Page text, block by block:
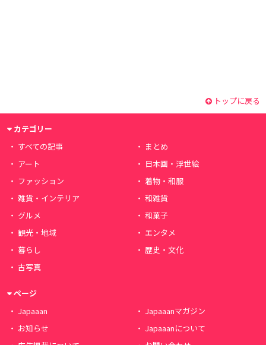
トップに戻る
カテゴリー
すべての記事
まとめ
アート
日本画・浮世絵
ファッション
着物・和服
雑貨・インテリア
和雑貨
グルメ
和菓子
観光・地域
エンタメ
暮らし
歴史・文化
古写真
ページ
Japaaan
Japaaanマガジン
お知らせ
Japaaanについて